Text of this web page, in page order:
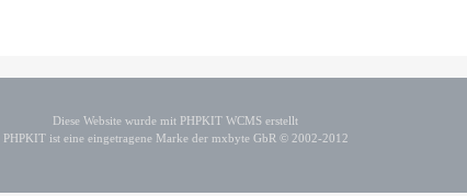
Diese Website wurde mit PHPKIT WCMS erstellt
PHPKIT ist eine eingetragene Marke der mxbyte GbR © 2002-2012